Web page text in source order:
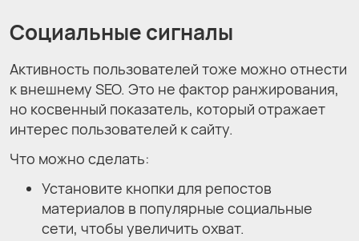
Социальные сигналы
Активность пользователей тоже можно отнести
к внешнему SEO. Это не фактор ранжирования,
но косвенный показатель, который отражает
интерес пользователей к сайту.
Что можно сделать:
Установите кнопки для репостов
материалов в популярные социальные
сети, чтобы увеличить охват.